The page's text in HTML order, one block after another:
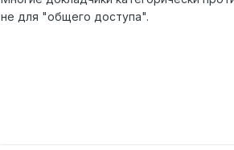
не для "общего доступа".